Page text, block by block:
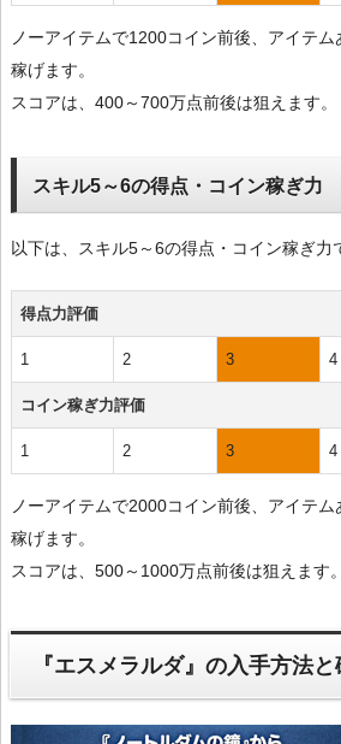
ノーアイテムで1200コイン前後、アイテ
稼げます。
スコアは、400～700万点前後は狙えます。
スキル5～6の得点・コイン稼ぎ力
以下は、スキル5～6の得点・コイン稼ぎ力
得点力評価
1 2 3 4
コイン稼ぎ力評価
1 2 3 4
ノーアイテムで2000コイン前後、アイテ
稼げます。
スコアは、500～1000万点前後は狙えます。
『エスメラルダ』の入手方法